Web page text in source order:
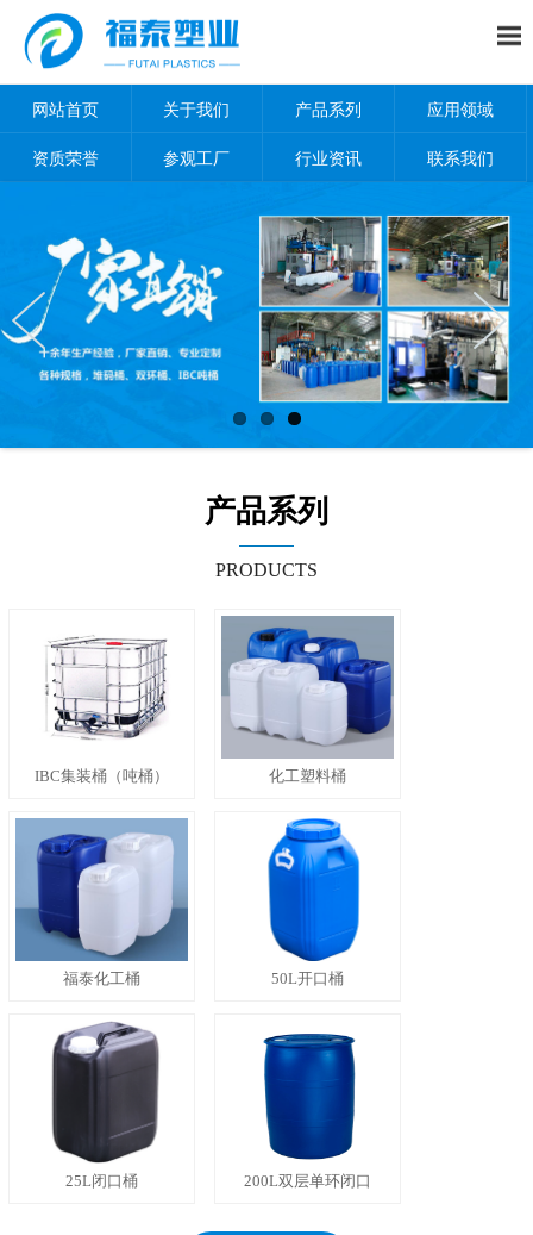
网站首页 关于我们 产品系列 应用领域
资质荣誉 参观工厂 行业资讯 联系我们
产品系列
PRODUCTS
IBC集装桶（吨桶） 化工塑料桶
福泰化工桶 50L开口桶
25L闭口桶 200L双层单环闭口